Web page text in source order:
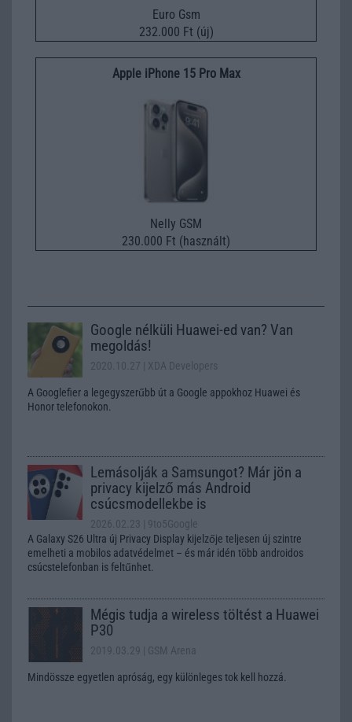
Euro Gsm
232.000 Ft (új)
Apple iPhone 15 Pro Max
Nelly GSM
230.000 Ft (használt)
Google nélküli Huawei-ed van? Van
megoldás!
2020.10.27 | XDA Developers
A Googlefier a legegyszerűbb út a Google appokhoz Huawei és
Honor telefonokon.
Lemásolják a Samsungot? Már jön a
privacy kijelző más Android
csúcsmodellekbe is
2026.02.23
| 9to5Google
A Galaxy S26 Ultra új Privacy Display kijelzője teljesen új szintre
emelheti a mobilos adatvédelmet – és már idén több androidos
csúcstelefonban is feltűnhet.
Mégis tudja a wireless töltést a Huawei
P30
2019.03.29 | GSM Arena
Mindössze egyetlen apróság, egy különleges tok kell hozzá.